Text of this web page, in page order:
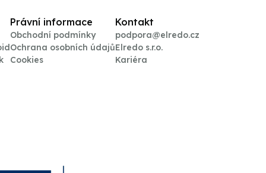
Právní informace
Obchodní podmínky
Ochrana osobních údajů
Cookies
Kontakt
podpora@elredo.cz
Elredo s.r.o.
Kariéra